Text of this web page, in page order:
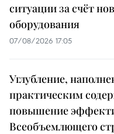
ситуации за счёт
оборудования
07/08/2026 17:05
Углубление,
практическим
повышение
Всеобъемлющего